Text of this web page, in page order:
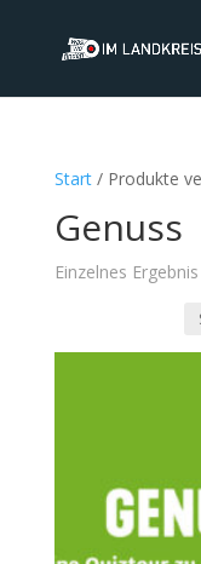
Start/ Produkte
Genuss
Einzelnes